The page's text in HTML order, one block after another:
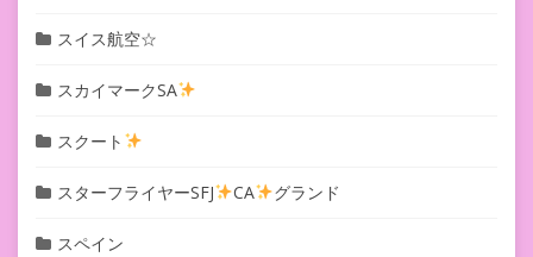
スイス航空☆
スカイマークSA
スクート
スターフライヤーSFJ CA グランド
スペイン